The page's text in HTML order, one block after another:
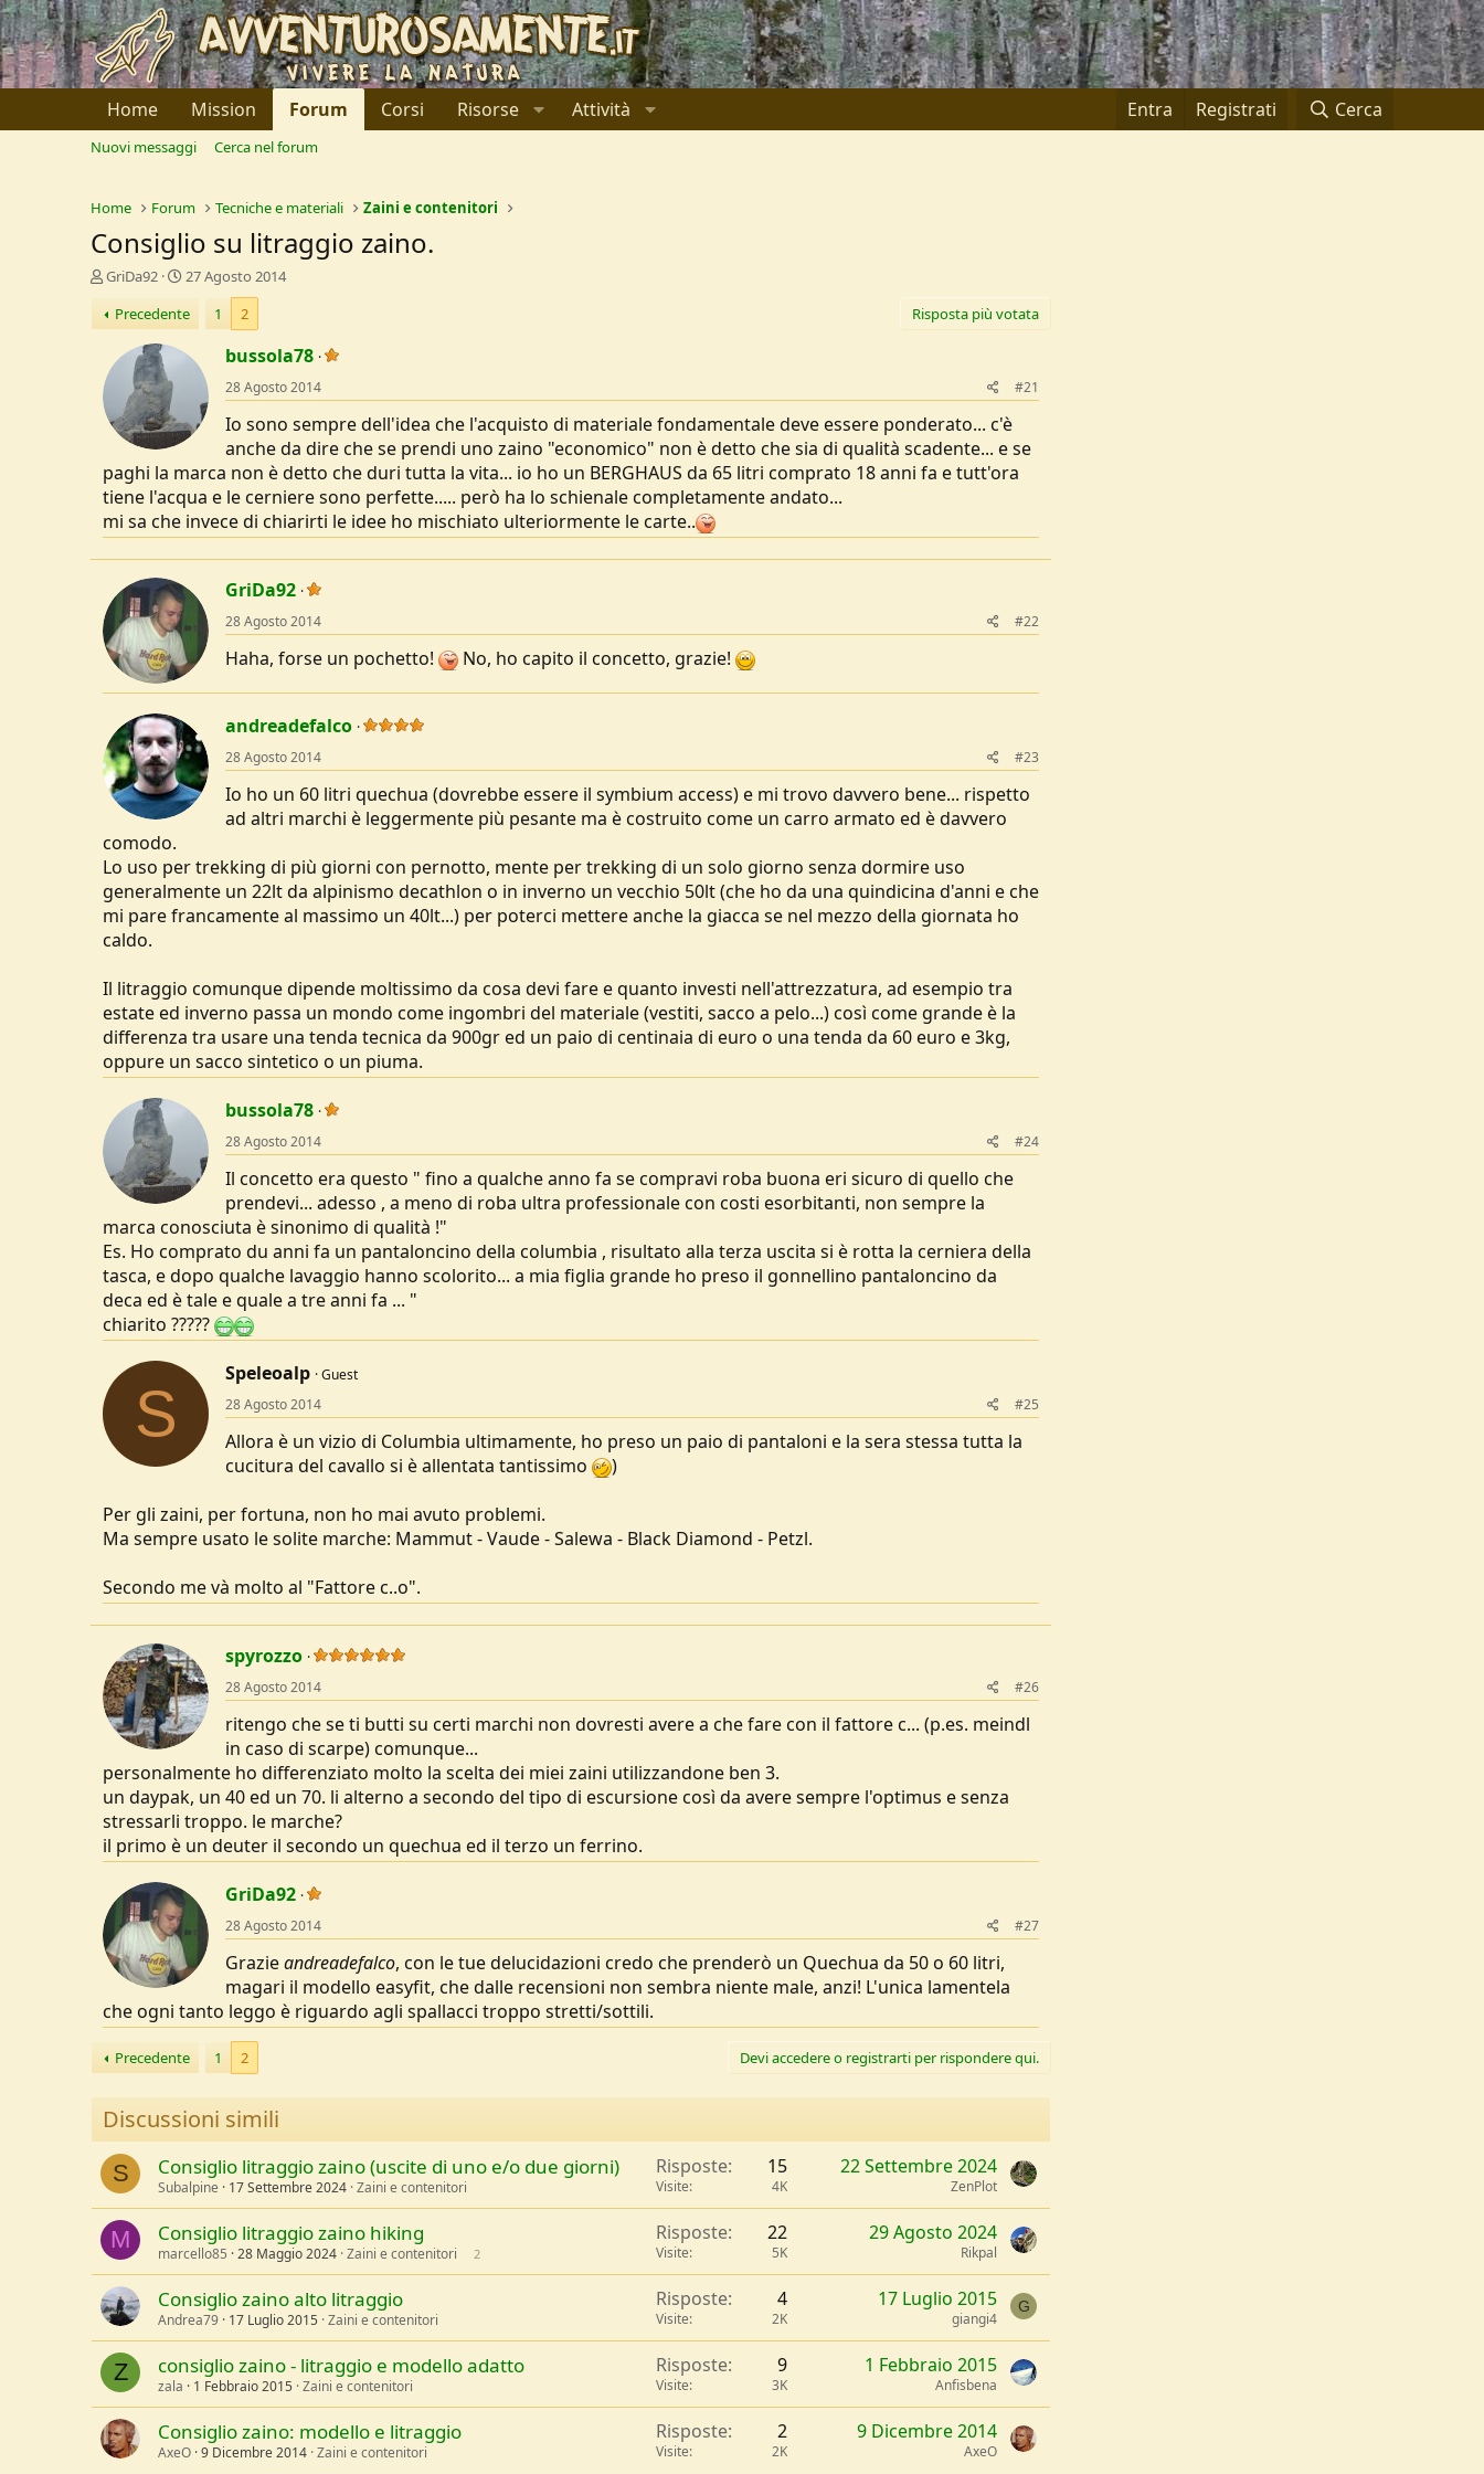
Home Mission Forum Corsi Risorse Attività Entra Registrati Cerca
Nuovi messaggi Cerca nel forum
Home Forum Tecniche e materiali Zaini e contenitori
Consiglio su litraggio zaino.
C
e
a
o
e
D
s
c
u
s
n
e
GriDa92
D
t
a
d
i
i
o
27 Agosto 2014
Precedente
1 2 Risposta più votata
bussola78
28 Agosto 2014 #21
Io sono sempre dell'idea che l'acquisto di materiale fondamentale deve essere ponderato... c'è
anche da dire che se prendi uno zaino "economico" non è detto che sia di qualità scadente... e se
paghi la marca non è detto che duri tutta la vita... io ho un BERGHAUS da 65 litri comprato 18 anni fa e tutt'ora
tiene l'acqua e le cerniere sono perfette..... però ha lo schienale completamente andato...
mi sa che invece di chiarirti le idee ho mischiato ulteriormente le carte..
GriDa92
28 Agosto 2014 #22
Haha, forse un pochetto! No, ho capito il concetto, grazie!
andreadefalco
28 Agosto 2014 #23
Io ho un 60 litri quechua (dovrebbe essere il symbium access) e mi trovo davvero bene... rispetto
ad altri marchi è leggermente più pesante ma è costruito come un carro armato ed è davvero
comodo.
Lo uso per trekking di più giorni con pernotto, mente per trekking di un solo giorno senza dormire uso
generalmente un 22lt da alpinismo decathlon o in inverno un vecchio 50lt (che ho da una quindicina d'anni e che
mi pare francamente al massimo un 40lt...) per poterci mettere anche la giacca se nel mezzo della giornata ho
caldo.
Il litraggio comunque dipende moltissimo da cosa devi fare e quanto investi nell'attrezzatura, ad esempio tra
estate ed inverno passa un mondo come ingombri del materiale (vestiti, sacco a pelo...) così come grande è la
differenza tra usare una tenda tecnica da 900gr ed un paio di centinaia di euro o una tenda da 60 euro e 3kg,
oppure un sacco sintetico o un piuma.
bussola78
28 Agosto 2014 #24
Il concetto era questo " fino a qualche anno fa se compravi roba buona eri sicuro di quello che
prendevi... adesso , a meno di roba ultra professionale con costi esorbitanti, non sempre la
marca conosciuta è sinonimo di qualità !"
Es. Ho comprato du anni fa un pantaloncino della columbia , risultato alla terza uscita si è rotta la cerniera della
tasca, e dopo qualche lavaggio hanno scolorito... a mia figlia grande ho preso il gonnellino pantaloncino da
deca ed è tale e quale a tre anni fa ... "
chiarito ?????
S
Speleoalp Guest
28 Agosto 2014
#25
Allora è un vizio di Columbia ultimamente, ho preso un paio di pantaloni e la sera stessa tutta la
cucitura del cavallo si è allentata tantissimo
)
Per gli zaini, per fortuna, non ho mai avuto problemi.
Ma sempre usato le solite marche: Mammut - Vaude - Salewa - Black Diamond - Petzl.
Secondo me và molto al "Fattore c..o".
spyrozzo
28 Agosto 2014 #26
ritengo che se ti butti su certi marchi non dovresti avere a che fare con il fattore c... (p.es. meindl
in caso di scarpe) comunque...
personalmente ho differenziato molto la scelta dei miei zaini utilizzandone ben 3.
un daypak, un 40 ed un 70. li alterno a secondo del tipo di escursione così da avere sempre l'optimus e senza
stressarli troppo. le marche?
il primo è un deuter il secondo un quechua ed il terzo un ferrino.
GriDa92
28 Agosto 2014 #27
Grazieandreadefalco, con le tue delucidazioni credo che prenderò un Quechua da 50 o 60 litri,
magari il modello easyfit, che dalle recensioni non sembra niente male, anzi! L'unica lamentela
che ogni tanto leggo è riguardo agli spallacci troppo stretti/sottili.
Precedente 1 2 Devi accedere o registrarti per rispondere qui.
Discussioni simili
S Consiglio litraggio zaino (uscite di uno e/o due giorni)
Subalpine 17 Settembre 2024 Zaini e contenitori
Risposte 15
Visite 4K
22 Settembre 2024
ZenPlot
M Consiglio litraggio zaino hiking
marcello85 28 Maggio 2024 Zaini e contenitori 2
Risposte 22
Visite 5K
29 Agosto 2024
Rikpal
Consiglio zaino alto litraggio
Andrea79 17 Luglio 2015 Zaini e contenitori
Risposte 4
Visite 2K
17 Luglio 2015
giangi4
G
Z consiglio zaino - litraggio e modello adatto
zala 1 Febbraio 2015 Zaini e contenitori
Risposte 9
Visite 3K
1 Febbraio 2015
Anfisbena
Consiglio zaino: modello e litraggio
AxeO 9 Dicembre 2014 Zaini e contenitori
Risposte 2
Visite 2K
9 Dicembre 2014
AxeO